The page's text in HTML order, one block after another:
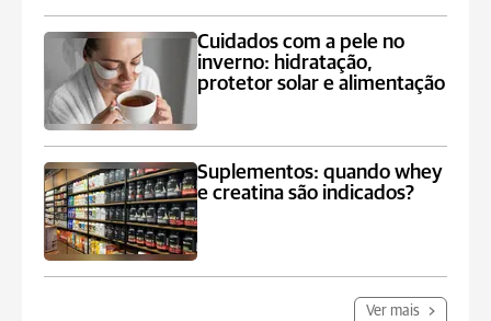
Cuidados com a pele no
inverno: hidratação,
protetor solar e alimentação
Suplementos: quando whey
e creatina são indicados?
Ver mais